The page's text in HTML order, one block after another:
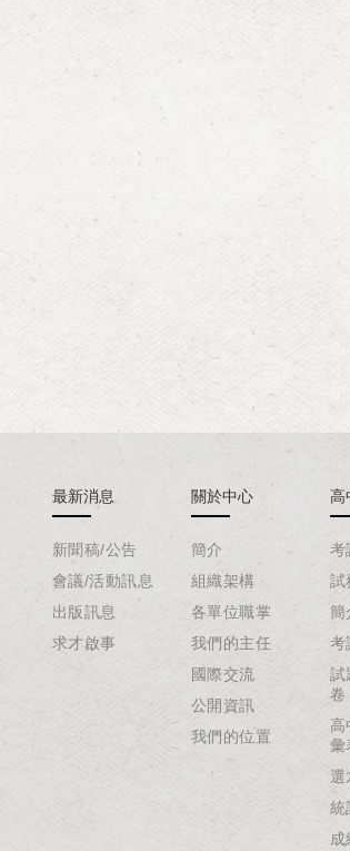
最新消息
新聞稿/公告
會議/活動訊息
出版訊息
求才啟事
關於中心
簡介
組織架構
各單位職掌
我們的主任
國際交流
公開資訊
我們的位置
高
考
試
簡
考
試
卷
高
彙
選
統
成